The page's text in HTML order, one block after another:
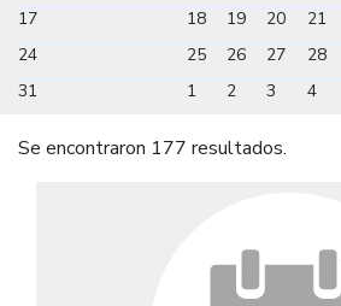
17
18 19 20 21
24
25 26 27 28
31
1 2 3 4
Se encontraron 177 resultados.